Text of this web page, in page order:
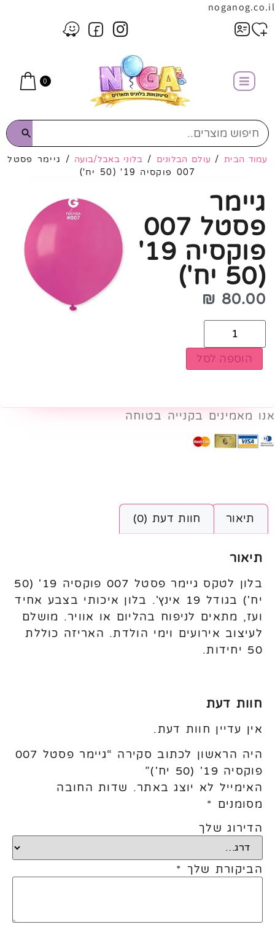
noganog.co.il
0
עמוד הבית/ עולם הבלונים / בלוני באבל/בועה / גיימר פסטל
007 פוקסיה 19' (50 יח')
גיימר
פסטל 007
פוקסיה 19'
(50 יח')
80.00
₪
הוספה לסל
אנו מאמינים בקנייה בטוחה
תיאור חוות דעת (0)
תיאור
בלון לטקס גיימר פסטל 007 פוקסיה 19' (50
יח') בגודל 19 אינץ'. בלון איכותי בצבע אחיד
ועז, מתאים לניפוח בהליום או אוויר. מושלם
לעיצוב אירועים וימי הולדת. האריזה כוללת
50 יחידות.
חוות דעת
אין עדיין חוות דעת.
היה הראשון לכתוב סקירה “גיימר פסטל 007
פוקסיה 19' (50 יח')”
האימייל לא יוצג באתר. שדות החובה
מסומנים *
הדירוג שלך
הביקורת שלך *